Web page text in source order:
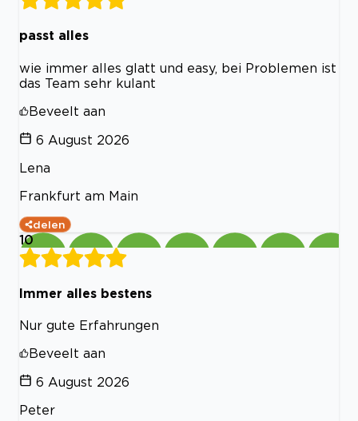
passt alles
wie immer alles glatt und easy, bei Problemen ist
das Team sehr kulant
Beveelt aan
6 August 2026
Lena
Frankfurt am Main
delen
10
Immer alles bestens
Nur gute Erfahrungen
Beveelt aan
6 August 2026
Peter